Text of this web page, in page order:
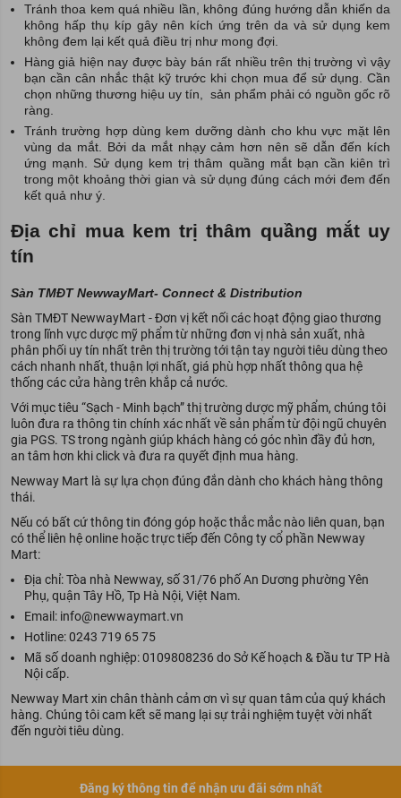
Tránh thoa kem quá nhiều lần, không đúng hướng dẫn khiến da
không hấp thụ kíp gây nên kích ứng trên da và sử dụng kem
không đem lại kết quả điều trị như mong đợi.
Hàng giả hiện nay được bày bán rất nhiều trên thị trường vì vậy
bạn cần cân nhắc thật kỹ trước khi chọn mua để sử dụng. Cần
chọn những thương hiệu uy tín, sản phẩm phải có nguồn gốc rõ
ràng.
Tránh trường hợp dùng kem dưỡng dành cho khu vực mặt lên
vùng da mắt. Bởi da mắt nhạy cảm hơn nên sẽ dẫn đến kích
ứng mạnh. Sử dụng kem trị thâm quầng mắt bạn cần kiên trì
trong một khoảng thời gian và sử dụng đúng cách mới đem đến
kết quả như ý.
Địa chỉ mua kem trị thâm quầng mắt uy
tín
Sàn TMĐTNewwayMart- Connect & Distribution
Sàn TMĐT NewwayMart - Đơn vị kết nối các hoạt động giao thương
trong lĩnh vực dược mỹ phẩm từ những đơn vị nhà sản xuất, nhà
phân phối uy tín nhất trên thị trường tới tận tay người tiêu dùng theo
cách nhanh nhất, thuận lợi nhất, giá phù hợp nhất thông qua hệ
thống các cửa hàng trên khắp cả nước.
Với mục tiêu “Sạch - Minh bạch” thị trường dược mỹ phẩm, chúng tôi
luôn đưa ra thông tin chính xác nhất về sản phẩm từ đội ngũ chuyên
gia PGS. TS trong ngành giúp khách hàng có góc nhìn đầy đủ hơn,
an tâm hơn khi click và đưa ra quyết định mua hàng.
Newway Mart là sự lựa chọn đúng đắn dành cho khách hàng thông
thái.
Nếu có bất cứ thông tin đóng góp hoặc thắc mắc nào liên quan, bạn
có thể liên hệ online hoặc trực tiếp đến Công ty cổ phần Newway
Mart:
Địa chỉ: Tòa nhà Newway, số 31/76 phố An Dương phường Yên
Phụ, quận Tây Hồ, Tp Hà Nội, Việt Nam.
Email: info@newwaymart.vn
Hotline:0243 719 65 75
Mã số doanh nghiệp: 0109808236 do Sở Kế hoạch & Đầu tư TP Hà
Nội cấp.
Newway Mart xin chân thành cảm ơn vì sự quan tâm của quý khách
hàng. Chúng tôi cam kết sẽ mang lại sự trải nghiệm tuyệt vời nhất
đến người tiêu dùng.
Đăng ký thông tin để nhận ưu đãi sớm nhất